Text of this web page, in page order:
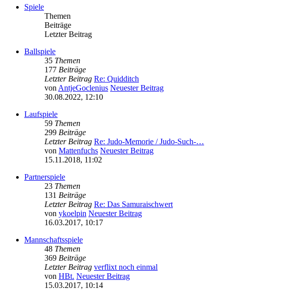
Spiele
Themen
Beiträge
Letzter Beitrag
Ballspiele
35 Themen
177 Beiträge
Letzter Beitrag Re: Quidditch
von AntjeGoclenius Neuester Beitrag
30.08.2022, 12:10
Laufspiele
59 Themen
299 Beiträge
Letzter Beitrag Re: Judo-Memorie / Judo-Such-…
von Mattenfuchs Neuester Beitrag
15.11.2018, 11:02
Partnerspiele
23 Themen
131 Beiträge
Letzter Beitrag Re: Das Samuraischwert
von ykoelpin Neuester Beitrag
16.03.2017, 10:17
Mannschaftsspiele
48 Themen
369 Beiträge
Letzter Beitrag verflixt noch einmal
von HBt. Neuester Beitrag
15.03.2017, 10:14